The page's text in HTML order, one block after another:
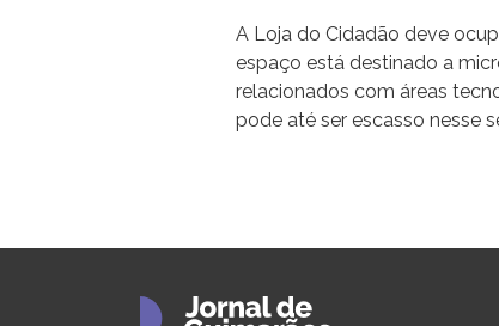
A Loja do Cidadão deve
espaço está destinado a
relacionados com áreas
pode até ser escasso nesse